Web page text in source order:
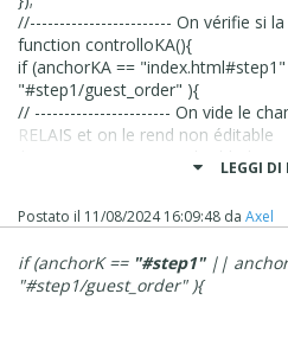
//------------------------ On vérifie si
function controlloKA(){
if (anchorKA ==
"#step1/guest_order" ){
// ----------------------- On vide le
RELAIS et on le rend non éditable
$('#000000006').prop('disabled',
};
2 choses enmode guest le
pas désactivé
LEGGI DI
Postato il 11/08/2024 16:09:48 da Axel
if (anchorK == "#step1" ||
"#step1/guest_order" ){